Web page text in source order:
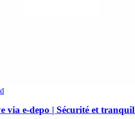
via e-depo | Sécurité et